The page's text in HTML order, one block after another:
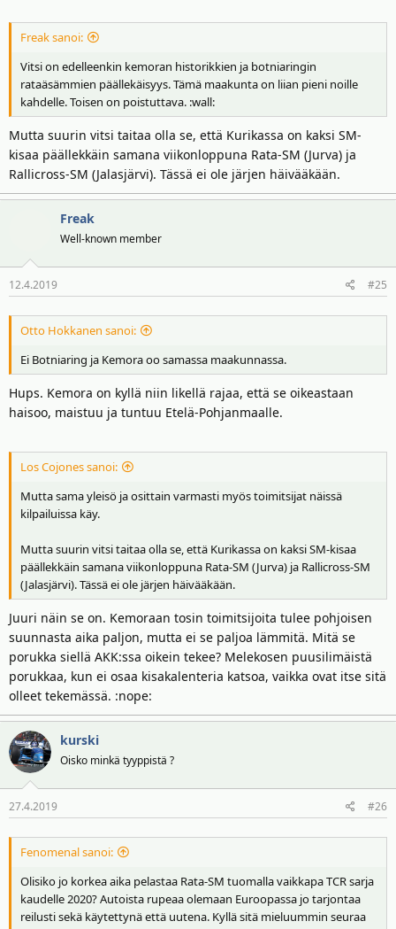
Freak sanoi:
Vitsi on edelleenkin kemoran historikkien ja botniaringin
rataäsämmien päällekäisyys. Tämä maakunta on liian pieni noille
kahdelle. Toisen on poistuttava. :wall:
Mutta suurin vitsi taitaa olla se, että Kurikassa on kaksi SM-
kisaa päällekkäin samana viikonloppuna Rata-SM (Jurva) ja
Rallicross-SM (Jalasjärvi). Tässä ei ole järjen häivääkään.
Freak
Well-known member
12.4.2019 #25
Otto Hokkanen sanoi:
Ei Botniaring ja Kemora oo samassa maakunnassa.
Hups. Kemora on kyllä niin likellä rajaa, että se oikeastaan
haisoo, maistuu ja tuntuu Etelä-Pohjanmaalle.
Los Cojones sanoi:
Mutta sama yleisö ja osittain varmasti myös toimitsijat näissä
kilpailuissa käy.
Mutta suurin vitsi taitaa olla se, että Kurikassa on kaksi SM-kisaa
päällekkäin samana viikonloppuna Rata-SM (Jurva) ja Rallicross-SM
(Jalasjärvi). Tässä ei ole järjen häivääkään.
Juuri näin se on. Kemoraan tosin toimitsijoita tulee pohjoisen
suunnasta aika paljon, mutta ei se paljoa lämmitä. Mitä se
porukka siellä AKK:ssa oikein tekee? Melekosen puusilimäistä
porukkaa, kun ei osaa kisakalenteria katsoa, vaikka ovat itse sitä
olleet tekemässä. :nope:
kurski
Oisko minkä tyyppistä ?
27.4.2019 #26
Fenomenal sanoi:
Olisiko jo korkea aika pelastaa Rata-SM tuomalla vaikkapa TCR sarja
kaudelle 2020? Autoista rupeaa olemaan Euroopassa jo tarjontaa
reilusti sekä käytettynä että uutena. Kyllä sitä mieluummin seuraa